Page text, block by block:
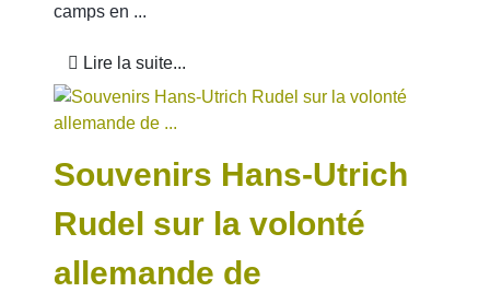
camps en ...
Lire la suite...
Souvenirs Hans-Utrich
Rudel sur la volonté
allemande de